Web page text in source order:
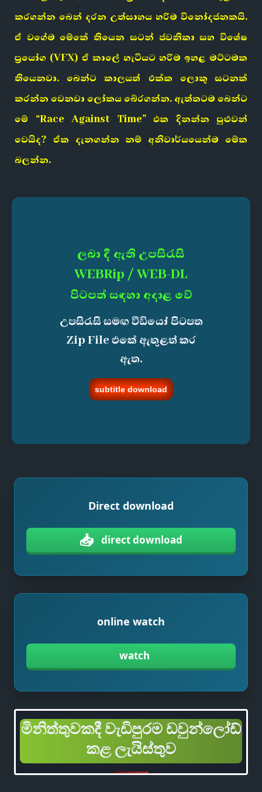
කරගන්න බෙන් දරන උත්සාහය හරිම විනෝදජනකයි.
ඒ වගේම මේකේ තියෙන සටන් ජවනිකා සහ විශේෂ
ප්‍රයෝග (VFX) ඒ කාලේ හැටියට හරිම ඉහළ මට්ටමක
තියෙනවා. බෙන්ට කාලයත් එක්ක ලොකු සටනක්
කරන්න වෙනවා ලෝකය බේරගන්න. ඇත්තටම බෙන්ට
මේ “Race Against Time” එක දිනන්න පුළුවන්
වෙයිද? ඒක දැනගන්න නම් අනිවාර්යයෙන්ම මේක
බලන්න.
ලබා දී ඇති උපසිරැසි
WEBRip / WEB-DL
පිටපත් සඳහා අදාළ වේ
උපසිරැසි සමඟ වීඩියෝ පිටපත
Zip File එකේ ඇතුළත් කර
ඇත.
subtitle download
Direct download
📥 direct download
online watch
watch
මිනිත්තුවකදී වැඩිපුරම ඩවුන්ලෝඩ්
කළ ලැයිස්තුව